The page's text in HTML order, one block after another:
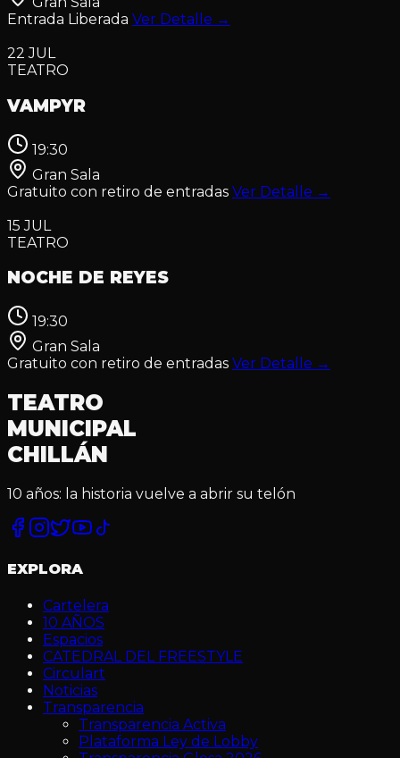
Entrada Liberada Ver Detalle →
22 JUL
TEATRO
VAMPYR
19:30
Gran Sala
Gratuito con retiro de entradas Ver Detalle →
15 JUL
TEATRO
NOCHE DE REYES
19:30
Gran Sala
Gratuito con retiro de entradas Ver Detalle →
TEATRO
MUNICIPAL
CHILLÁN
10 años: la historia vuelve a abrir su telón
Facebook
Instagram
Twitter
YouTube
TikTok
EXPLORA
Cartelera
10 AÑOS
Espacios
CATEDRAL DEL FREESTYLE
Circulart
Noticias
Transparencia
Transparencia Activa
Plataforma Ley de Lobby